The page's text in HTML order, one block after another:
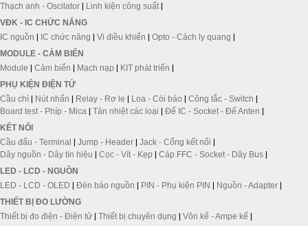
Thạch anh - Oscilator | Linh kiện công suất |
VĐK - IC CHỨC NĂNG
IC nguồn | IC chức năng | Vi điều khiển | Opto - Cách ly quang |
MODULE - CẢM BIẾN
Module | Cảm biến | Mạch nạp | KIT phát triển |
PHỤ KIỆN ĐIỆN TỬ
Cầu chì | Nút nhấn | Relay - Rơ le | Loa - Còi báo | Công tắc - Switch |
Board test - Phíp - Mica | Tản nhiệt các loại | Đế IC - Socket - Đế Anten |
KẾT NỐI
Cầu đấu - Terminal | Jump - Header | Jack - Cổng kết nối |
Dây nguồn - Dây tín hiệu | Cọc - Vít - Kẹp | Cáp FFC - Socket - Dây Bus |
LED - LCD - NGUỒN
LED - LCD - OLED | Đèn báo nguồn | PIN - Phụ kiện PIN | Nguồn - Adapter |
THIẾT BỊ ĐO LƯỜNG
Thiết bị đo điện - Điện tử | Thiết bị chuyên dụng | Vôn kế - Ampe kế |